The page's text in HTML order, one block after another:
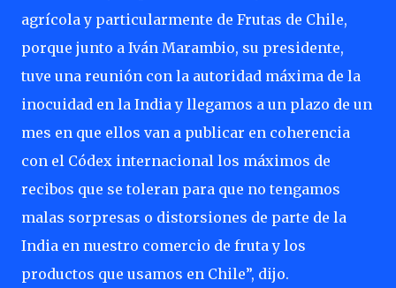
agrícola y particularmente de Frutas de Chile,
porque junto a Iván Marambio, su presidente,
tuve una reunión con la autoridad máxima de la
inocuidad en la India y llegamos a un plazo de un
mes en que ellos van a publicar en coherencia
con el Códex internacional los máximos de
recibos que se toleran para que no tengamos
malas sorpresas o distorsiones de parte de la
India en nuestro comercio de fruta y los
productos que usamos en Chile”, dijo.